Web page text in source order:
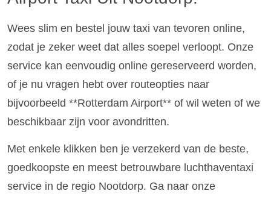
Wees slim en bestel jouw taxi van tevoren online,
zodat je zeker weet dat alles soepel verloopt. Onze
service kan eenvoudig online gereserveerd worden,
of je nu vragen hebt over routeopties naar
bijvoorbeeld **Rotterdam Airport** of wil weten of we
beschikbaar zijn voor avondritten.
Met enkele klikken ben je verzekerd van de beste,
goedkoopste en meest betrouwbare luchthaventaxi
service in de regio Nootdorp. Ga naar onze